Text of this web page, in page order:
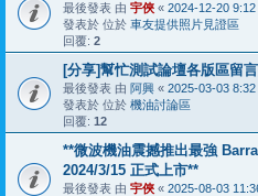
最後發表 由 宇俠 « 2024-12-20 9:12
發表於 位於 車友提供照片見證區
回覆: 2
[分享]幫忙測試論壇各版區留
最後發表 由 阿興 « 2025-03-03 8:32
發表於 位於 機油討論區
回覆: 12
**微波機油震撼推出最強
2024/3/15 正式上市**
最後發表 由 宇俠 « 2025-08-03